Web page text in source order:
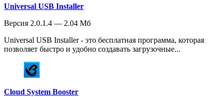
Universal USB Installer
Версия 2.0.1.4 — 2.04 Мб
Universal USB Installer - это бесплатная программа, которая
позволяет быстро и удобно создавать загрузочные...
Cloud System Booster